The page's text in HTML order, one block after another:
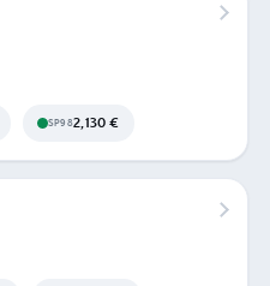
SP982,130 €